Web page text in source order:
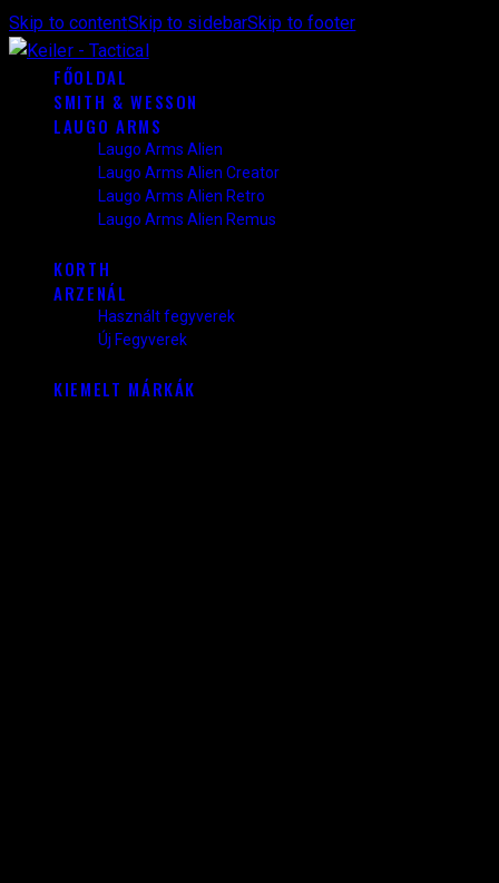
Skip to contentSkip to sidebarSkip to footer
FŐOLDAL
SMITH & WESSON
LAUGO ARMS
Laugo Arms Alien
Laugo Arms Alien Creator
Laugo Arms Alien Retro
Laugo Arms Alien Remus
KORTH
ARZENÁL
Használt fegyverek
Új Fegyverek
KIEMELT MÁRKÁK